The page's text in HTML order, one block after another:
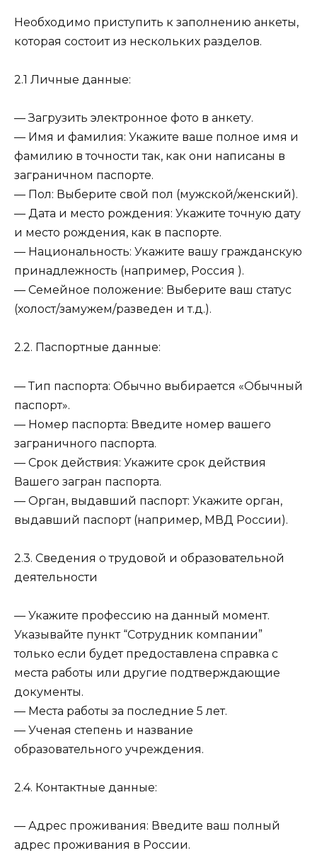
Необходимо приступить к заполнению анкеты,
которая состоит из нескольких разделов.
2.1 Личные данные:
— Загрузить электронное фото в анкету.
— Имя и фамилия: Укажите ваше полное имя и
фамилию в точности так, как они написаны в
заграничном паспорте.
— Пол: Выберите свой пол (мужской/женский).
— Дата и место рождения: Укажите точную дату
и место рождения, как в паспорте.
— Национальность: Укажите вашу гражданскую
принадлежность (например, Россия ).
— Семейное положение: Выберите ваш статус
(холост/замужем/разведен и т.д.).
2.2. Паспортные данные:
— Тип паспорта: Обычно выбирается «Обычный
паспорт».
— Номер паспорта: Введите номер вашего
заграничного паспорта.
— Срок действия: Укажите срок действия
Вашего загран паспорта.
— Орган, выдавший паспорт: Укажите орган,
выдавший паспорт (например, МВД России).
2.3. Сведения о трудовой и образовательной
деятельности
— Укажите профессию на данный момент.
Указывайте пункт “Сотрудник компании”
только если будет предоставлена справка с
места работы или другие подтверждающие
документы.
— Места работы за последние 5 лет.
— Ученая степень и название
образовательного учреждения.
2.4. Контактные данные:
— Адрес проживания: Введите ваш полный
адрес проживания в России.